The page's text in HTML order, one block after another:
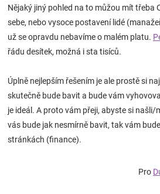
Nějaký jiný pohled na to můžou mít třeba
sebe, nebo vysoce postavení lidé
už se opravdu nebavíme o malém platu.
řádu desítek, možná i sta tisíců.
Úplně nejlepším řešením je ale prostě si
skutečně bude bavit a bude vám
je ideál. A proto vám přeji, abyste si našli/
vás bude jak nesmírně bavit, tak vám
stránkách (finance).
Pro